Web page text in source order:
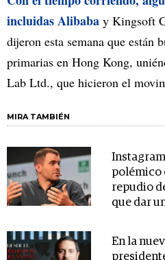
incluidas Alibaba y Kingsoft
dijeron esta semana que están
primarias en Hong Kong,
Lab Ltd., que hicieron el
MIRA TAMBIÉN
polémico
repudio
que dar
En la